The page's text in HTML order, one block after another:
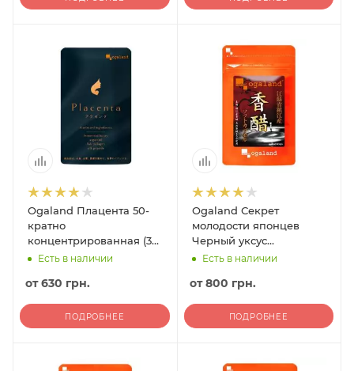
Ogaland Плацента 50-
кратно
концентрированная (30
дней - 30 гранул)
Есть в наличии
от630 грн.
ПОДРОБНЕЕ
Оgaland Секрет
молодости японцев
Черный уксус
Чжэньцзян (90 дней -
Есть в наличии
от800 грн.
ПОДРОБНЕЕ